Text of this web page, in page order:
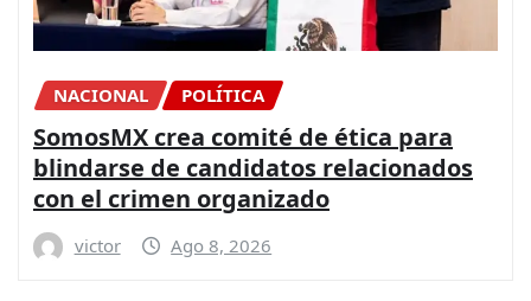
CONGRESO DIPUTADOS
La Paz es posible con más presupuesto
para seguridad y coordinación entre
los gobiernos: PRI
victor Ago 8, 2026